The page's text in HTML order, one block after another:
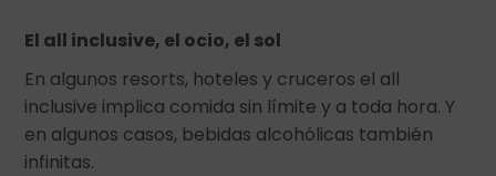
El all inclusive, el ocio, el sol
En algunos resorts, hoteles y cruceros el all
inclusive implica comida sin límite y a toda hora. Y
en algunos casos, bebidas alcohólicas también
infinitas.